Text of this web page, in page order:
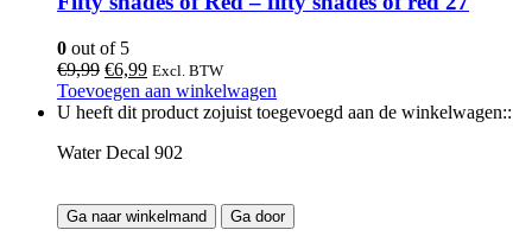
0 out of 5
€9,99 Oorspronkelijke
prijs
was:
€6,99Huidige
prijs
is:
Excl. BTW
Toevoegen aan winkelwagen
U heeft dit product zojuist toegevoegd aan de winkelwagen::
Water Decal 902
Ga naar winkelmand Ga door